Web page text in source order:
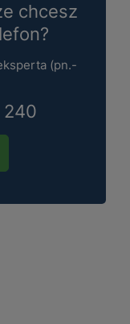
chcesz
(pn.-